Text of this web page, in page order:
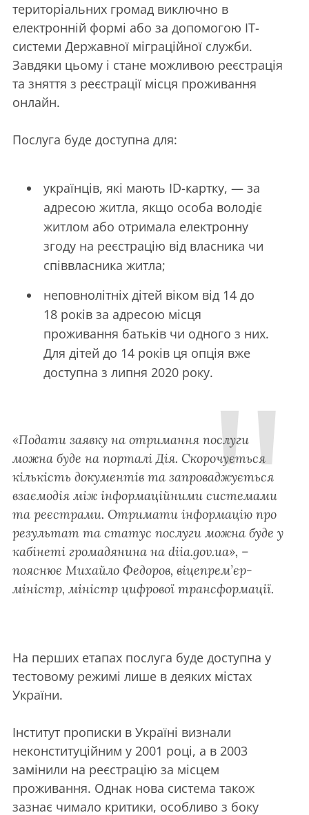
територіальних громад виключно в
електронній формі або за допомогою ІТ-
системи Державної міграційної служби.
Завдяки цьому і стане можливою реєстрація
та зняття з реєстрації місця проживання
онлайн.
Послуга буде доступна для:
українців, які мають ID-картку, — за
адресою житла, якщо особа володіє
житлом або отримала електронну
згоду на реєстрацію від власника чи
співвласника житла;
неповнолітніх дітей віком від 14 до
18 років за адресою місця
проживання батьків чи одного з них.
Для дітей до 14 років ця опція вже
доступна з липня 2020 року.
«Подати заявку на отримання послуги
можна буде на порталі Дія. Скорочується
кількість документів та запроваджується
взаємодія між інформаційними системами
та реєстрами. Отримати інформацію про
результат та статус послуги можна буде у
кабінеті громадянина на diia.gov.ua», –
пояснює Михайло Федоров, віцепрем’єр-
міністр, міністр цифрової трансформації.
На перших етапах послуга буде доступна у
тестовому режимі лише в деяких містах
України.
Інститут прописки в Україні визнали
неконституційним у 2001 році, а в 2003
замінили на реєстрацію за місцем
проживання. Однак нова система також
зазнає чимало критики, особливо з боку